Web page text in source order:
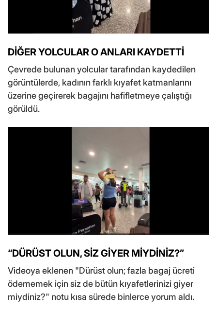
DİĞER YOLCULAR O ANLARI KAYDETTİ
Çevrede bulunan yolcular tarafından kaydedilen
görüntülerde, kadının farklı kıyafet katmanlarını
üzerine geçirerek bagajını hafifletmeye çalıştığı
görüldü.
“DÜRÜST OLUN, SİZ GİYER MİYDİNİZ?”
Videoya eklenen "Dürüst olun; fazla bagaj ücreti
ödememek için siz de bütün kıyafetlerinizi giyer
miydiniz?" notu kısa sürede binlerce yorum aldı.